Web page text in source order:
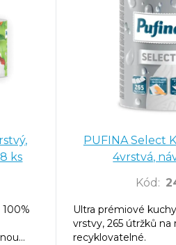
ks
PUFINA Select
4vrstvá,
Kód :
Ultra prémiové
vrstvy, 265 útržků na
recyklovatelné.